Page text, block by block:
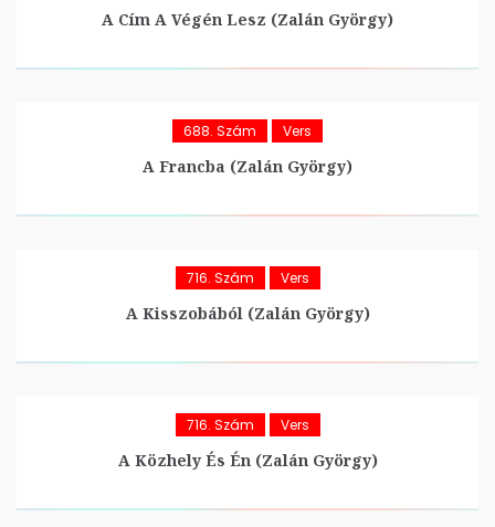
A Cím A Végén Lesz (Zalán György)
688. Szám Vers
A Francba (Zalán György)
716. Szám Vers
A Kisszobából (Zalán György)
716. Szám Vers
A Közhely És Én (Zalán György)